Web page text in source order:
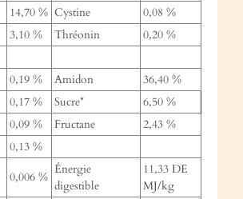
14,70 % Cystine
0,08 %
3,10 % Thréonin 0,20 %
0,19 % Amidon
36,40 %
0,17 % Sucre*
6,50 %
0,09 % Fructane
2,43 %
0,13 %
0,006 %
Énergie
digestible
11,33 DE
MJ/kg